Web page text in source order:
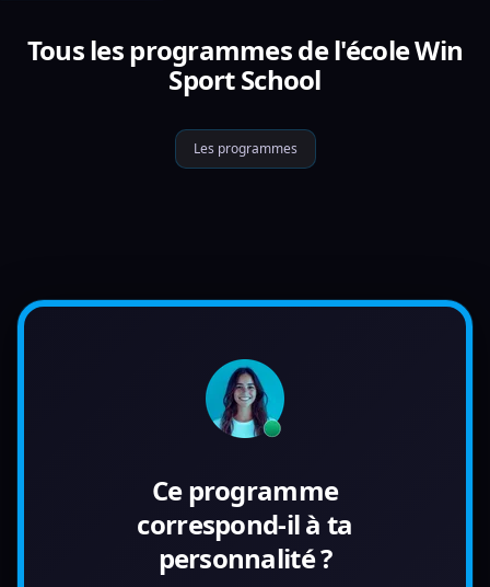
Tous les programmes de l'école Win
Sport School
Les programmes
Ce programme
correspond-il à ta
personnalité ?